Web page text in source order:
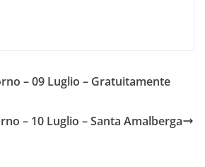
– 09 Luglio – Gratuitamente
– 10 Luglio – Santa Amalberga